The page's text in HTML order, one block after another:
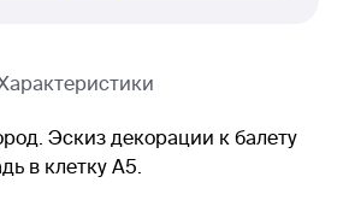
Эскиз декорации к балету
в клетку А5.